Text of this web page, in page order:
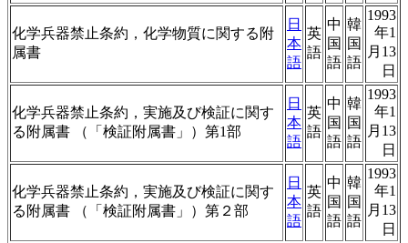
化学兵器禁止条約，化学物質に関する附
属書
日
本
語
英
語
中
国
語
韓
国
語
1993
年1
月13
日
化学兵器禁止条約，実施及び検証に関す
る附属書 （「検証附属書」）第1部
日
本
語
英
語
中
国
語
韓
国
語
1993
年1
月13
日
化学兵器禁止条約，実施及び検証に関す
る附属書 （「検証附属書」）第２部
日
本
語
英
語
中
国
語
韓
国
語
1993
年1
月13
日